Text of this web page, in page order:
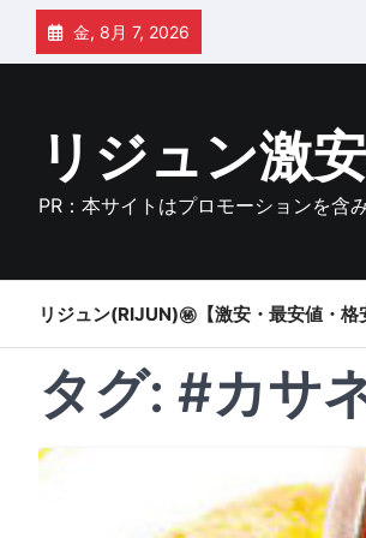
Skip
content
金, 8月 7, 2026
リジュン激
PR：本サイトはプロモーションを含
リジュン(RIJUN)㊙【激安・最安値・
タグ: #カサ